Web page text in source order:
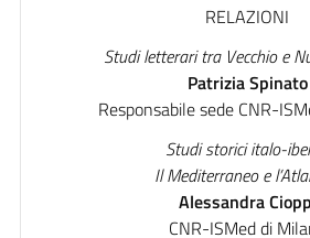
RELAZIONI
Studi letterari tra Vecchio e
Patrizia Spinato
Responsabile sede CNR-
Studi storici italo-
Il Mediterraneo e
Alessandra
CNR-ISMed di